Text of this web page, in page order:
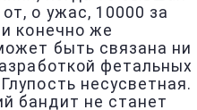
о ужас, 10000 за
конечно же
быть связана ни
фетальных
несусветная.
бандит не станет